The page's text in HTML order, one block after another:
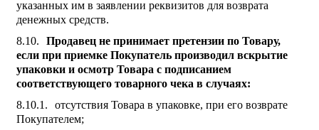
указанных им в заявлении реквизитов для возврата
денежных средств.
Продавец не принимает претензии по Товару,
если при приемке Покупатель производил вскрытие
упаковки и осмотр Товара с подписанием
соответствующего товарного чека в случаях:
отсутствия Товара в упаковке, при его возврате
Покупателем;